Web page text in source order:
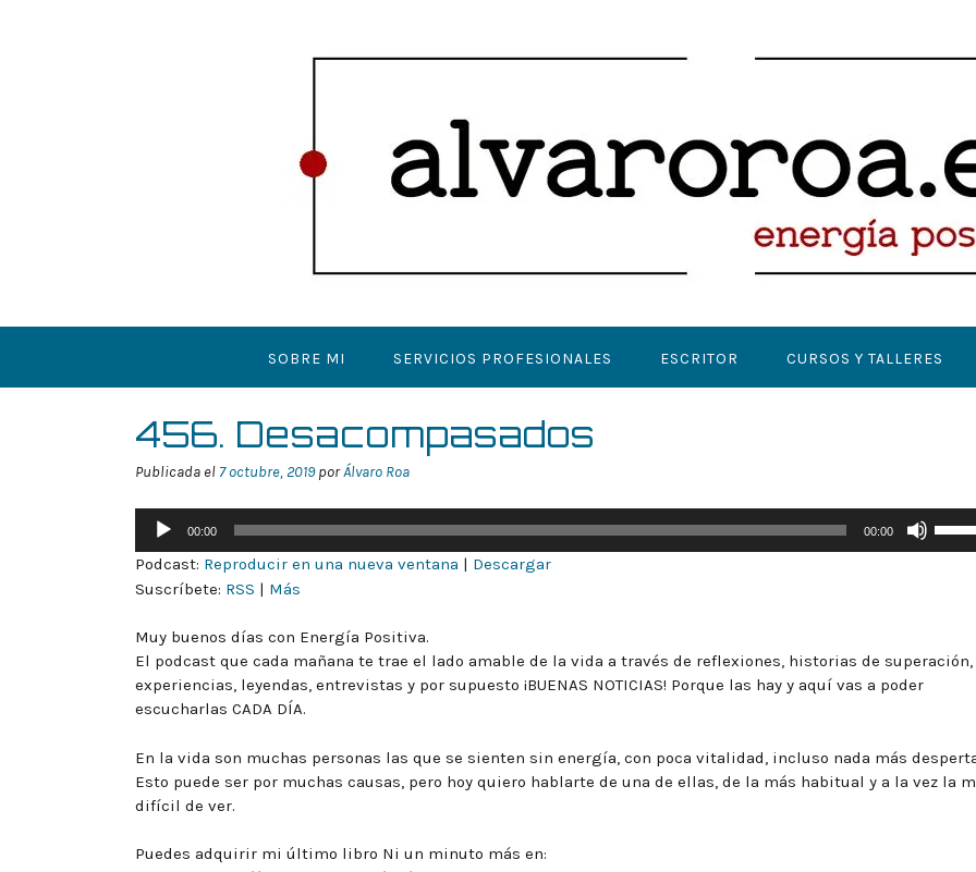
SOBRE MI SERVICIOS PROFESIONALES ESCRITOR CURSOS Y TALLERES
456. Desacompasados
Publicada el 7 octubre, 2019porÁlvaro Roa
Reproductor
audio
00:00 00:00
para
el
Podcast: Reproducir en una nueva ventana | Descargar
Suscríbete: RSS | Más
Muy buenos días con Energía Positiva.
El podcast que cada mañana te trae el lado amable de la vida a través de reflexiones, historias de superación,
experiencias, leyendas, entrevistas y por supuesto ¡BUENAS NOTICIAS! Porque las hay y aquí vas a poder
escucharlas CADA DÍA.
En la vida son muchas personas las que se sienten sin energía, con poca vitalidad, incluso nada más
Esto puede ser por muchas causas, pero hoy quiero hablarte de una de ellas, de la más habitual y a la vez la
difícil de ver.
Puedes adquirir mi último libro Ni un minuto más en: